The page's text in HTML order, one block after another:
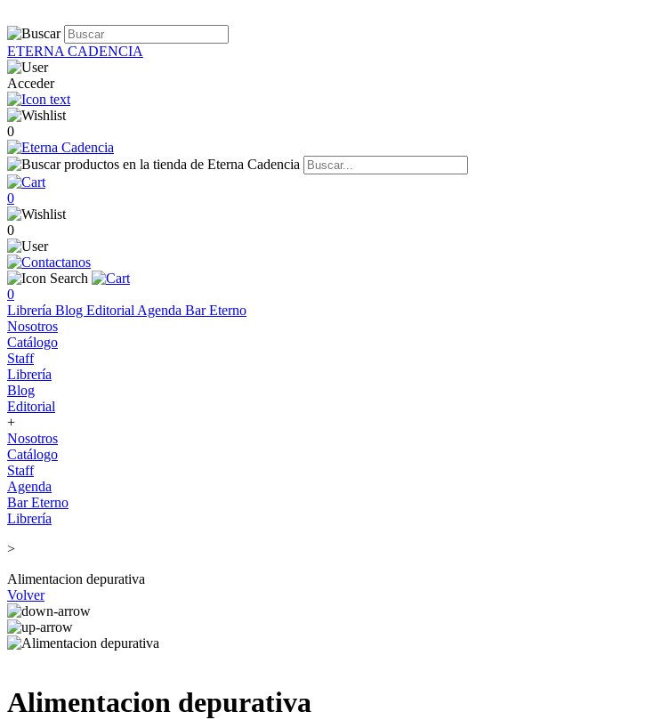
ETERNA CADENCIA
Acceder
0
0
0
0
Librería Blog Editorial Agenda Bar Eterno
Nosotros
Catálogo
Staff
Librería
Blog
Editorial
+
Nosotros
Catálogo
Staff
Agenda
Bar Eterno
Librería
>
Alimentacion depurativa
Volver
Alimentacion depurativa